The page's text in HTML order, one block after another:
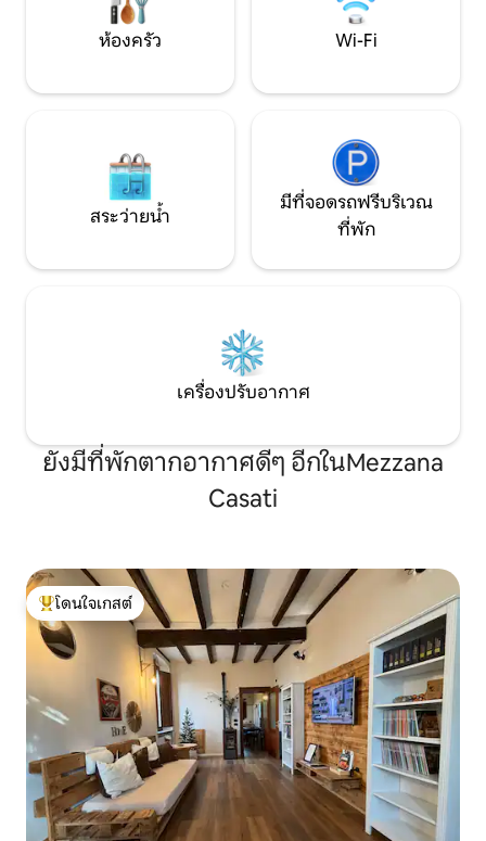
ห้องครัว Wi-Fi
สระว่ายน้ำ
มีที่จอดรถฟรีบริเวณ
ที่พัก
เครื่องปรับอากาศ
ยังมีที่พักตากอากาศดีๆ อีกในMezzana
Casati
โดนใจเกสต์ที่สุด
โดนใจเกสต์